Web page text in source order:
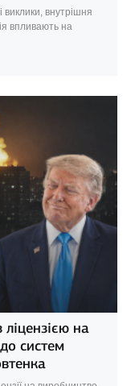
виклики, внутрішня
впливають на
на
систем